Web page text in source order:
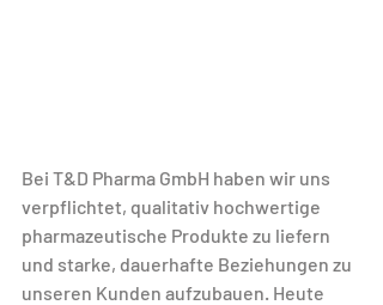
Bei T&D Pharma GmbH haben wir uns
verpflichtet, qualitativ hochwertige
pharmazeutische Produkte zu liefern
und starke, dauerhafte Beziehungen zu
unseren Kunden aufzubauen. Heute